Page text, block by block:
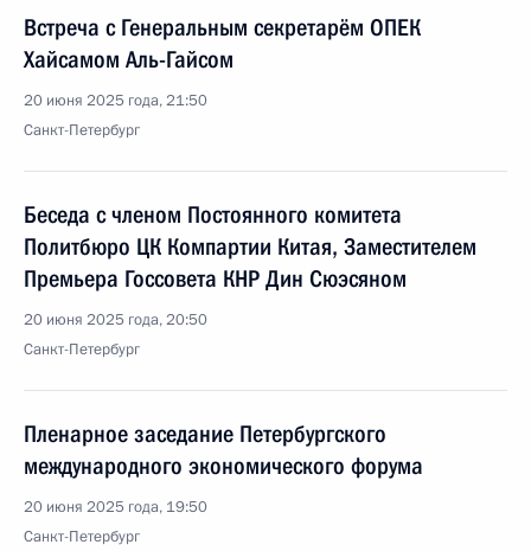
Встреча с Генеральным секретарём ОПЕК
Хайсамом Аль-Гайсом
20 июня 2025 года, 21:50
Санкт-Петербург
Беседа с членом Постоянного комитета
Политбюро ЦК Компартии Китая, Заместителем
Премьера Госсовета КНР Дин Сюэсяном
20 июня 2025 года, 20:50
Санкт-Петербург
Пленарное заседание Петербургского
международного экономического форума
20 июня 2025 года, 19:50
Санкт-Петербург